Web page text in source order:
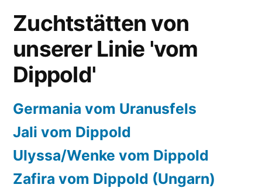
Zuchtstätten von
unserer Linie 'vom
Dippold'
Germania vom Uranusfels
Jali vom Dippold
Ulyssa/Wenke vom Dippold
Zafira vom Dippold (Ungarn)